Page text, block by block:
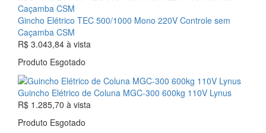
Gincho Elétrico TEC 500/1000 Mono 220V Controle sem
Caçamba CSM
R$ 3.043,84 à vista
Produto Esgotado
Guincho Elétrico de Coluna MGC-300 600kg 110V Lynus
R$ 1.285,70 à vista
Produto Esgotado